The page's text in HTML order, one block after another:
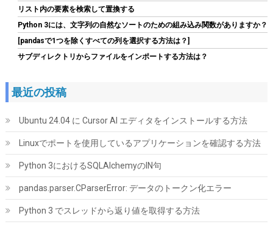
Seagate BarraCuda 3.5インチ 内蔵HDD 8TB PC用
ST8000DM004
(5424022) GBP 192.80 (2026-08-07 04:03 GMT +09:00 時点 -
はこちら)
【整備済み品】 Earth Dreams内蔵 HDD 2TB 3.5インチ デスクト
ップPC 増設・データバックアップ用 ハードディスク 保証1年
(538575) GBP 45.19 (2026-08-07 04:03 GMT +09:00 時点 -詳細は
リスト内の要素を検索して置換する
Python 3には、文字列の自然なソートのための組み込み関数がありますか？
[pandasで1つを除くすべての列を選択する方法は？]
サブディレクトリからファイルをインポートする方法は？
最近の投稿
Ubuntu 24.04 に Cursor AI エディタをインストールする方法
Linuxでポートを使用しているアプリケーションを確認する方法
Python 3におけるSQLAlchemyのIN句
pandas.parser.CParserError: データのトークン化エラー
Python 3 でスレッドから返り値を取得する方法